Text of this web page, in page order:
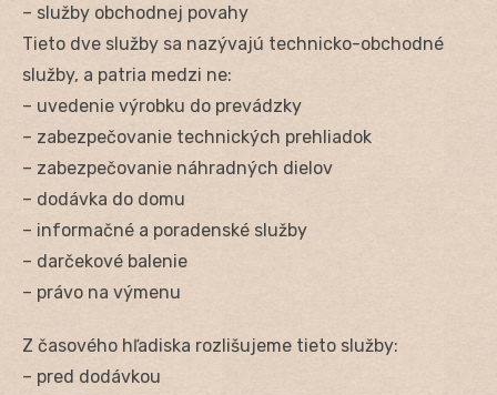
– služby obchodnej povahy
Tieto dve služby sa nazývajú technicko-obchodné
služby, a patria medzi ne:
– uvedenie výrobku do prevádzky
– zabezpečovanie technických prehliadok
– zabezpečovanie náhradných dielov
– dodávka do domu
– informačné a poradenské služby
– darčekové balenie
– právo na výmenu
Z časového hľadiska rozlišujeme tieto služby:
– pred dodávkou